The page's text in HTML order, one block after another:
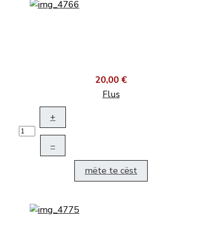
20,00 €
Flus
+
–
mëte te cëst